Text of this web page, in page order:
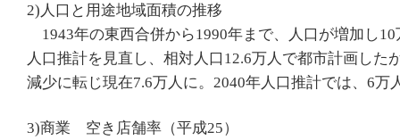
2)人口と用途地域面積の推移
1943年の東西合併から1990年まで、人口が増加し10
人口推計を見直し、相対人口12.6万人で都市計画した
減少に転じ現在7.6万人に。2040年人口推計では、6万
3)商業 空き店舗率（平成25）